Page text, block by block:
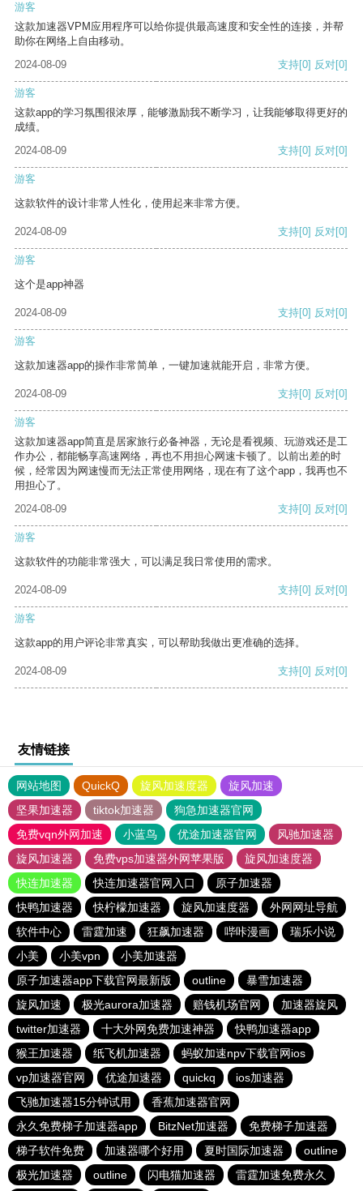
游客
这款加速器VPM应用程序可以给你提供最高速度和安全性的连接，并帮
助你在网络上自由移动。
2024-08-09
支持[0] 反对[0]
游客
这款app的学习氛围很浓厚，能够激励我不断学习，让我能够取得更好的
成绩。
2024-08-09
支持[0] 反对[0]
游客
这款软件的设计非常人性化，使用起来非常方便。
2024-08-09 支持[0] 反对[0]
游客
这个是app神器
2024-08-09 支持[0] 反对[0]
游客
这款加速器app的操作非常简单，一键加速就能开启，非常方便。
2024-08-09 支持[0] 反对[0]
游客
这款加速器app简直是居家旅行必备神器，无论是看视频、玩游戏还是工
作办公，都能畅享高速网络，再也不用担心网速卡顿了。以前出差的时
候，经常因为网速慢而无法正常使用网络，现在有了这个app，我再也不
用担心了。
2024-08-09
支持[0] 反对[0]
游客
这款软件的功能非常强大，可以满足我日常使用的需求。
2024-08-09 支持[0] 反对[0]
游客
这款app的用户评论非常真实，可以帮助我做出更准确的选择。
2024-08-09 支持[0] 反对[0]
友情链接
网站地图 QuickQ 旋风加速度器
旋风加速
坚果加速器
tiktok加速器
狗急加速器官网
免费vqn外网加速
小蓝鸟 优途加速器官网
风驰加速器
旋风加速器
免费vps加速器外网苹果版
旋风加速度器
快连加速器
快连加速器官网入口
原子加速器
快鸭加速器
快柠檬加速器 旋风加速度器
外网网址导航
软件中心
雷霆加速 狂飙加速器 哔咔漫画
瑞乐小说
小美
小美vpn
小美加速器
原子加速器app下载官网最新版
outline
暴雪加速器
旋风加速
极光aurora加速器 赔钱机场官网
加速器旋风
twitter加速器
十大外网免费加速神器
快鸭加速器app
猴王加速器
纸飞机加速器
蚂蚁加速npv下载官网ios
vp加速器官网
优途加速器 quickq
ios加速器
飞驰加速器15分钟试用
香蕉加速器官网
永久免费梯子加速器app
BitzNet加速器
免费梯子加速器
梯子软件免费
加速器哪个好用 夏时国际加速器
outline
极光加速器
outline 闪电猫加速器 雷霆加速免费永久